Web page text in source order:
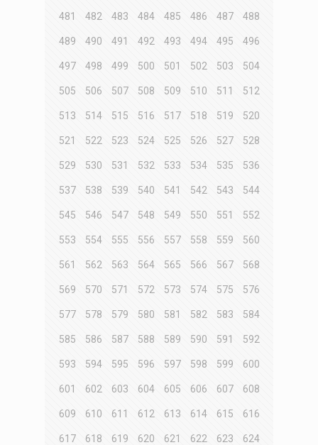
481 482 483 484 485 486 487 488
489 490 491 492 493 494 495 496
497 498 499 500 501 502 503 504
505 506 507 508 509 510 511 512
513 514 515 516 517 518 519 520
521 522 523 524 525 526 527 528
529 530 531 532 533 534 535 536
537 538 539 540 541 542 543 544
545 546 547 548 549 550 551 552
553 554 555 556 557 558 559 560
561 562 563 564 565 566 567 568
569 570 571 572 573 574 575 576
577 578 579 580 581 582 583 584
585 586 587 588 589 590 591 592
593 594 595 596 597 598 599 600
601 602 603 604 605 606 607 608
609 610 611 612 613 614 615 616
617 618 619 620 621 622 623 624